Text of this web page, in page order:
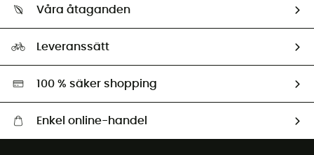
Retur & återbetalning
Ambassadörer
Våra åtaganden
Miljöanpassat urval
Leveranssätt
100 % säker shopping
Enkel online-handel